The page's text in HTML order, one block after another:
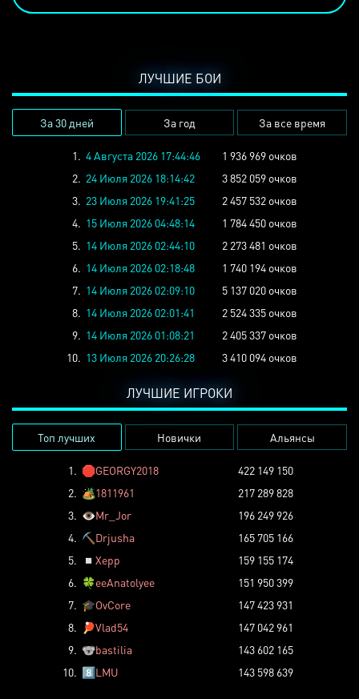
ЛУЧШИЕ БОИ
За 30 дней За год За все время
1. 4 Августа 2026 17:44:46
1 936 969 очков
2. 24 Июля 2026 18:14:42
3 852 059 очков
3. 23 Июля 2026 19:41:25
2 457 532 очков
4. 15 Июля 2026 04:48:14
1 784 450 очков
5. 14 Июля 2026 02:44:10
2 273 481 очков
6. 14 Июля 2026 02:18:48
1 740 194 очков
7. 14 Июля 2026 02:09:10
5 137 020 очков
8. 14 Июля 2026 02:01:41
2 524 335 очков
9. 14 Июля 2026 01:08:21
2 405 337 очков
10. 13 Июля 2026 20:26:28 3 410 094 очков
ЛУЧШИЕ ИГРОКИ
Топ лучших Новички Альянсы
1. 🛑GEORGY2018
422 149 150
2. 🏕️1811961
217 289 828
3. 👁️Mr_Jor
196 249 926
4. ⛏️ Drjusha
165 705 166
5.
◽ Xepp
159 155 174
6. 🍀eeAnatolyee
151 950 399
7. 🎓OvCore
147 423 931
8.
🏓Vlad54
147 042 961
9. 🐨bastilia
143 602 165
10. 8️⃣LMU 143 598 639